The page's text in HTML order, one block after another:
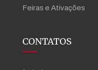
Feiras e Ativações
CONTATOS